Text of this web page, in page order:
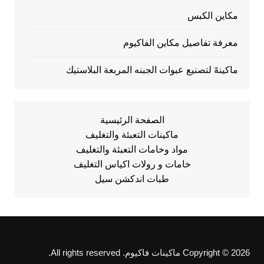
مكاين الكبس
معرفة تفاصيل مكاين الفاكيوم
ماكينهً لتصنيع عبوات الجبنه المربعة البلاستيك
الصفحة الرئيسية
ماكينات التعبئة والتغليف
مواد وخامات التعبئة والتغليف
خامات و رولات اكياس التغليف
طبات اندكشن سيل
Copyright © 2026 ماكينات فاكيوم. All rights reserved.